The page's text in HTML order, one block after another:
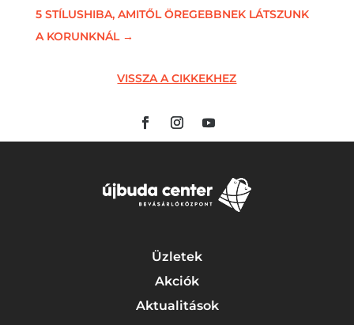
5 STÍLUSHIBA, AMITŐL ÖREGEBBNEK LÁTSZUNK
A KORUNKNÁL→
VISSZA A CIKKEKHEZ
Üzletek
Akciók
Aktualitások